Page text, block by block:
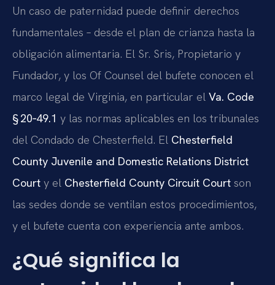
Un caso de paternidad puede definir derechos
fundamentales – desde el plan de crianza hasta la
obligación alimentaria. El Sr. Sris, Propietario y
Fundador, y los Of Counsel del bufete conocen el
marco legal de Virginia, en particular el Va. Code
§ 20‑49.1 y las normas aplicables en los tribunales
del Condado de Chesterfield. El Chesterfield
County Juvenile and Domestic Relations District
Court y el Chesterfield County Circuit Court son
las sedes donde se ventilan estos procedimientos,
y el bufete cuenta con experiencia ante ambos.
¿Qué significa la